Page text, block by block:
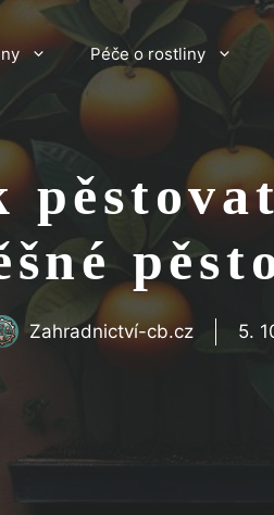
Péče o rostliny
Zahradnictví-cb.cz 5.